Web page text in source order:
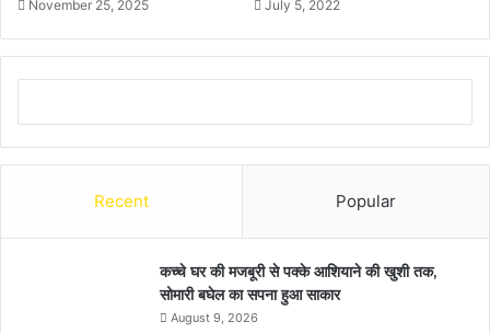
November 25, 2025 July 5, 2022
Recent Popular
कच्चे घर की मजबूरी से पक्के आशियाने की खुशी तक,
सोमारी बघेल का सपना हुआ साकार
August 9, 2026